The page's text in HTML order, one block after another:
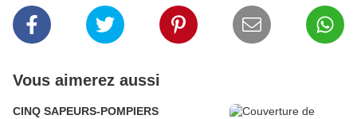
Vous aimerez aussi
CINQ SAPEURS-POMPIERS